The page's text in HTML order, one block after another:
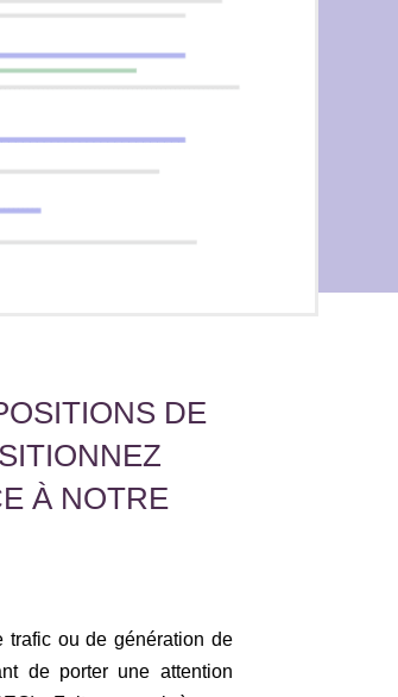
DE
À NOTRE
trafic ou de génération de
de porter une attention